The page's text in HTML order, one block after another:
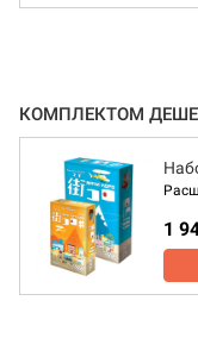
КОМПЛЕКТОМ
1